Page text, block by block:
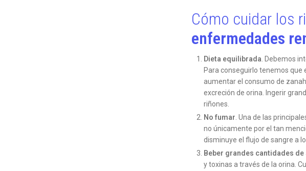
Cómo cuidar los
enfermedades
Dieta equilibrada . Debemos
Para conseguirlo tenemos que
aumentar el consumo de
excreción de orina. Ingerir
riñones.
No fumar . Una de las
no únicamente por el tan
disminuye el flujo de sangre a
Beber grandes cantidades de
y toxinas a través de la orina.